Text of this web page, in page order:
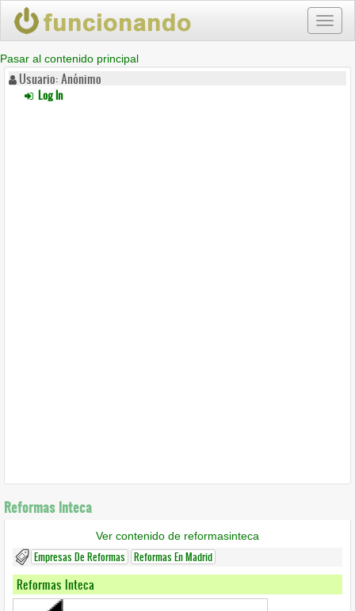
Pasar al contenido principal
Usuario: Anónimo
Log In
Reformas Inteca
Ver contenido de reformasinteca
Empresas De Reformas Reformas En Madrid
Reformas Inteca